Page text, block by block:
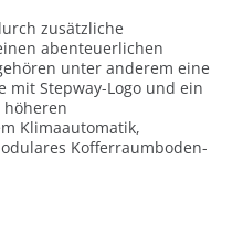
zusätzliche
abenteuerlichen
unter anderem eine
mit Stepway-Logo und ein
Klimaautomatik,
Kofferraumboden-